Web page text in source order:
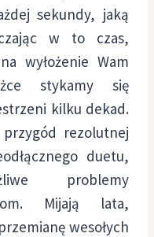
sekundy, jaką
w to czas,
wyłożenie Wam
stykamy się
kilku dekad.
rezolutnej
duetu,
problemy
Mijają lata,
wesołych